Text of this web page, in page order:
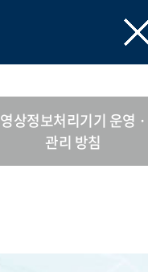
영상정보처리기기 운영 ·
관리 방침